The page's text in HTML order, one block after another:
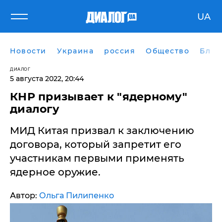
UA
Новости Украина россия Общество
ДИАЛОГ
5 августа 2022, 20:44
КНР призывает к "ядерному"
диалогу
МИД Китая призвал к заключению
договора, который запретит его
участникам первыми применять
ядерное оружие.
Автор: Ольга Пилипенко